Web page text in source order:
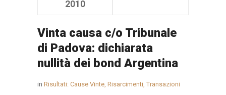
2010
Vinta causa c/o Tribunale
di Padova: dichiarata
nullità dei bond Argentina
in Risultati: Cause Vinte, Risarcimenti, Transazioni